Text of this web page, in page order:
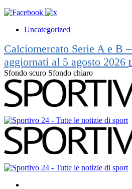
Uncategorized
Calciomercato Serie A e B
aggiornati al 5 agosto 2026
Sfondo scuro Sfondo chiaro